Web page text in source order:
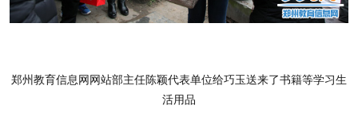
郑州教育信息网网站部主任陈颖代表单位给巧玉送来了书籍等学习生
活用品